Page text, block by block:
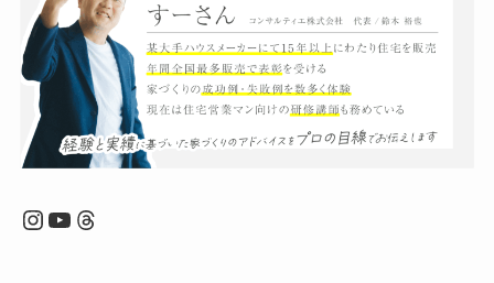
Instagram
YouTube
Threads